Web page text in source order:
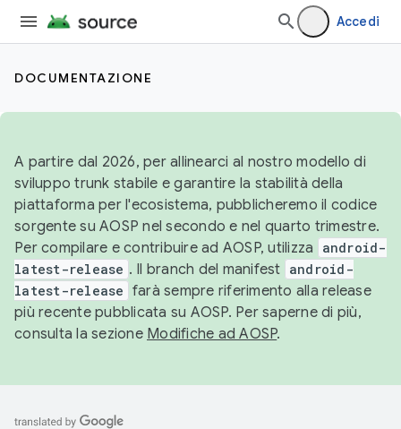
Accedi
DOCUMENTAZIONE
A partire dal 2026, per allinearci al nostro modello di
sviluppo trunk stabile e garantire la stabilità della
piattaforma per l'ecosistema, pubblicheremo il codice
sorgente su AOSP nel secondo e nel quarto trimestre.
Per compilare e contribuire ad AOSP, utilizza
android-
latest-release . Il branch del manifest android-
latest-release farà sempre riferimento alla release
più recente pubblicata su AOSP. Per saperne di più,
consulta la sezione Modifiche ad AOSP.